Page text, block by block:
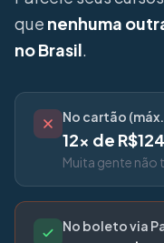
que nenhuma
no Brasil.
No cartão (máx.
12x de
Muita gente não
No boleto via